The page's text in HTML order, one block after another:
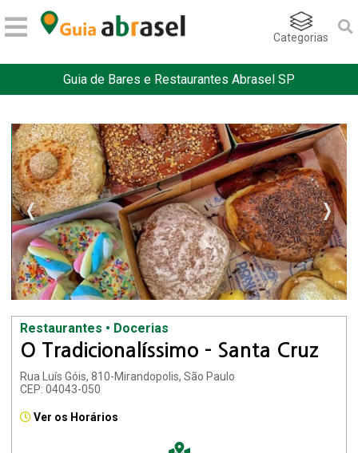
Categorias
Guia de Bares e Restaurantes Abrasel SP
Restaurantes • Docerias
O Tradicionalíssimo - Santa Cruz
Rua Luís Góis, 810-Mirandopolis, São Paulo
CEP: 04043-050
Ver os Horários